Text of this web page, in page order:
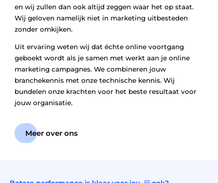
en wij zullen dan ook altijd zeggen waar het op staat.
Wij geloven namelijk niet in marketing uitbesteden
zonder omkijken.
Uit ervaring weten wij dat échte online voortgang
geboekt wordt als je samen met werkt aan je online
marketing campagnes. We combineren jouw
branchekennis met onze technische kennis. Wij
bundelen onze krachten voor het beste resultaat voor
jouw organisatie.
Meer over ons